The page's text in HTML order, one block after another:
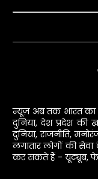
न्यूज़ अब तक भारत का
दुनिया, देश प्रदेश की
दुनिया, राजनीति,
लगातार लोगों की
कर सकते हैं - यूट्यूब,